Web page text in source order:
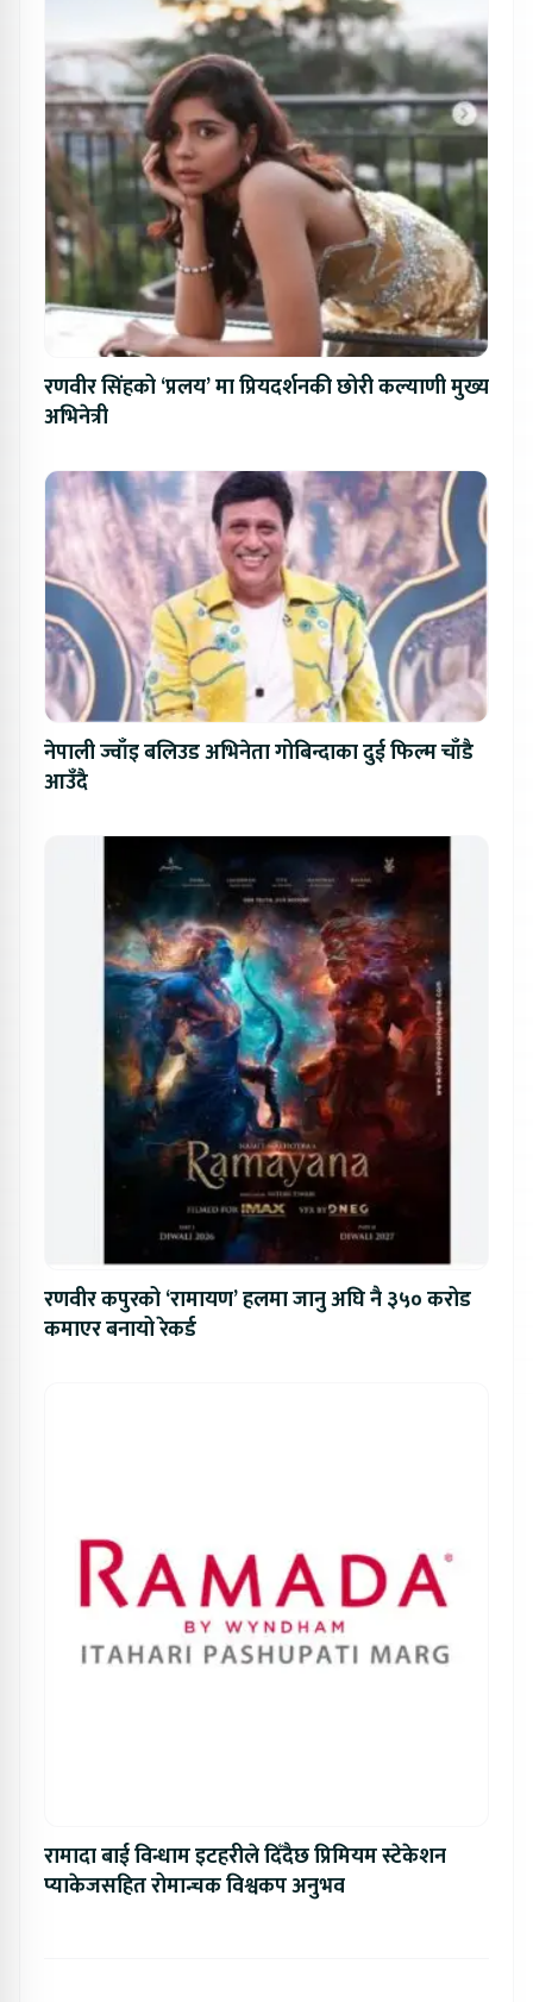
रणवीर सिंहको ‘प्रलय’ मा प्रियदर्शनकी छोरी कल्याणी मुख्य
अभिनेत्री
नेपाली ज्वाँइ बलिउड अभिनेता गोबिन्दाका दुई फिल्म चाँडै
आउँदै
रणवीर कपुरको ‘रामायण’ हलमा जानु अघि नै ३५० करोड
कमाएर बनायो रेकर्ड
रामादा बाई विन्धाम इटहरीले दिँदैछ प्रिमियम स्टेकेशन
प्याकेजसहित रोमान्चक विश्वकप अनुभव